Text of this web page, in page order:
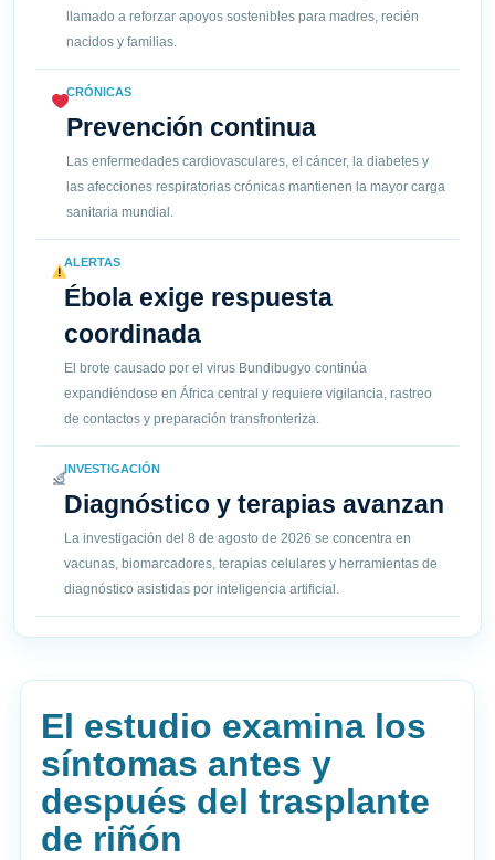
llamado a reforzar apoyos sostenibles para madres, recién
nacidos y familias.
CRÓNICAS
Prevención continua
Las enfermedades cardiovasculares, el cáncer, la diabetes y
las afecciones respiratorias crónicas mantienen la mayor carga
sanitaria mundial.
ALERTAS
Ébola exige respuesta
coordinada
El brote causado por el virus Bundibugyo continúa
expandiéndose en África central y requiere vigilancia, rastreo
de contactos y preparación transfronteriza.
INVESTIGACIÓN
Diagnóstico y terapias avanzan
La investigación del 8 de agosto de 2026 se concentra en
vacunas, biomarcadores, terapias celulares y herramientas de
diagnóstico asistidas por inteligencia artificial.
El estudio examina los
síntomas antes y
después del trasplante
de riñón